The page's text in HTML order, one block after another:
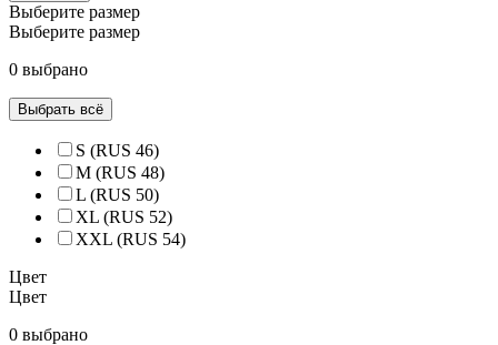
Выберите размер
Выберите размер
0 выбрано
Выбрать всё
S (RUS 46)
M (RUS 48)
L (RUS 50)
XL (RUS 52)
XXL (RUS 54)
Цвет
Цвет
0 выбрано